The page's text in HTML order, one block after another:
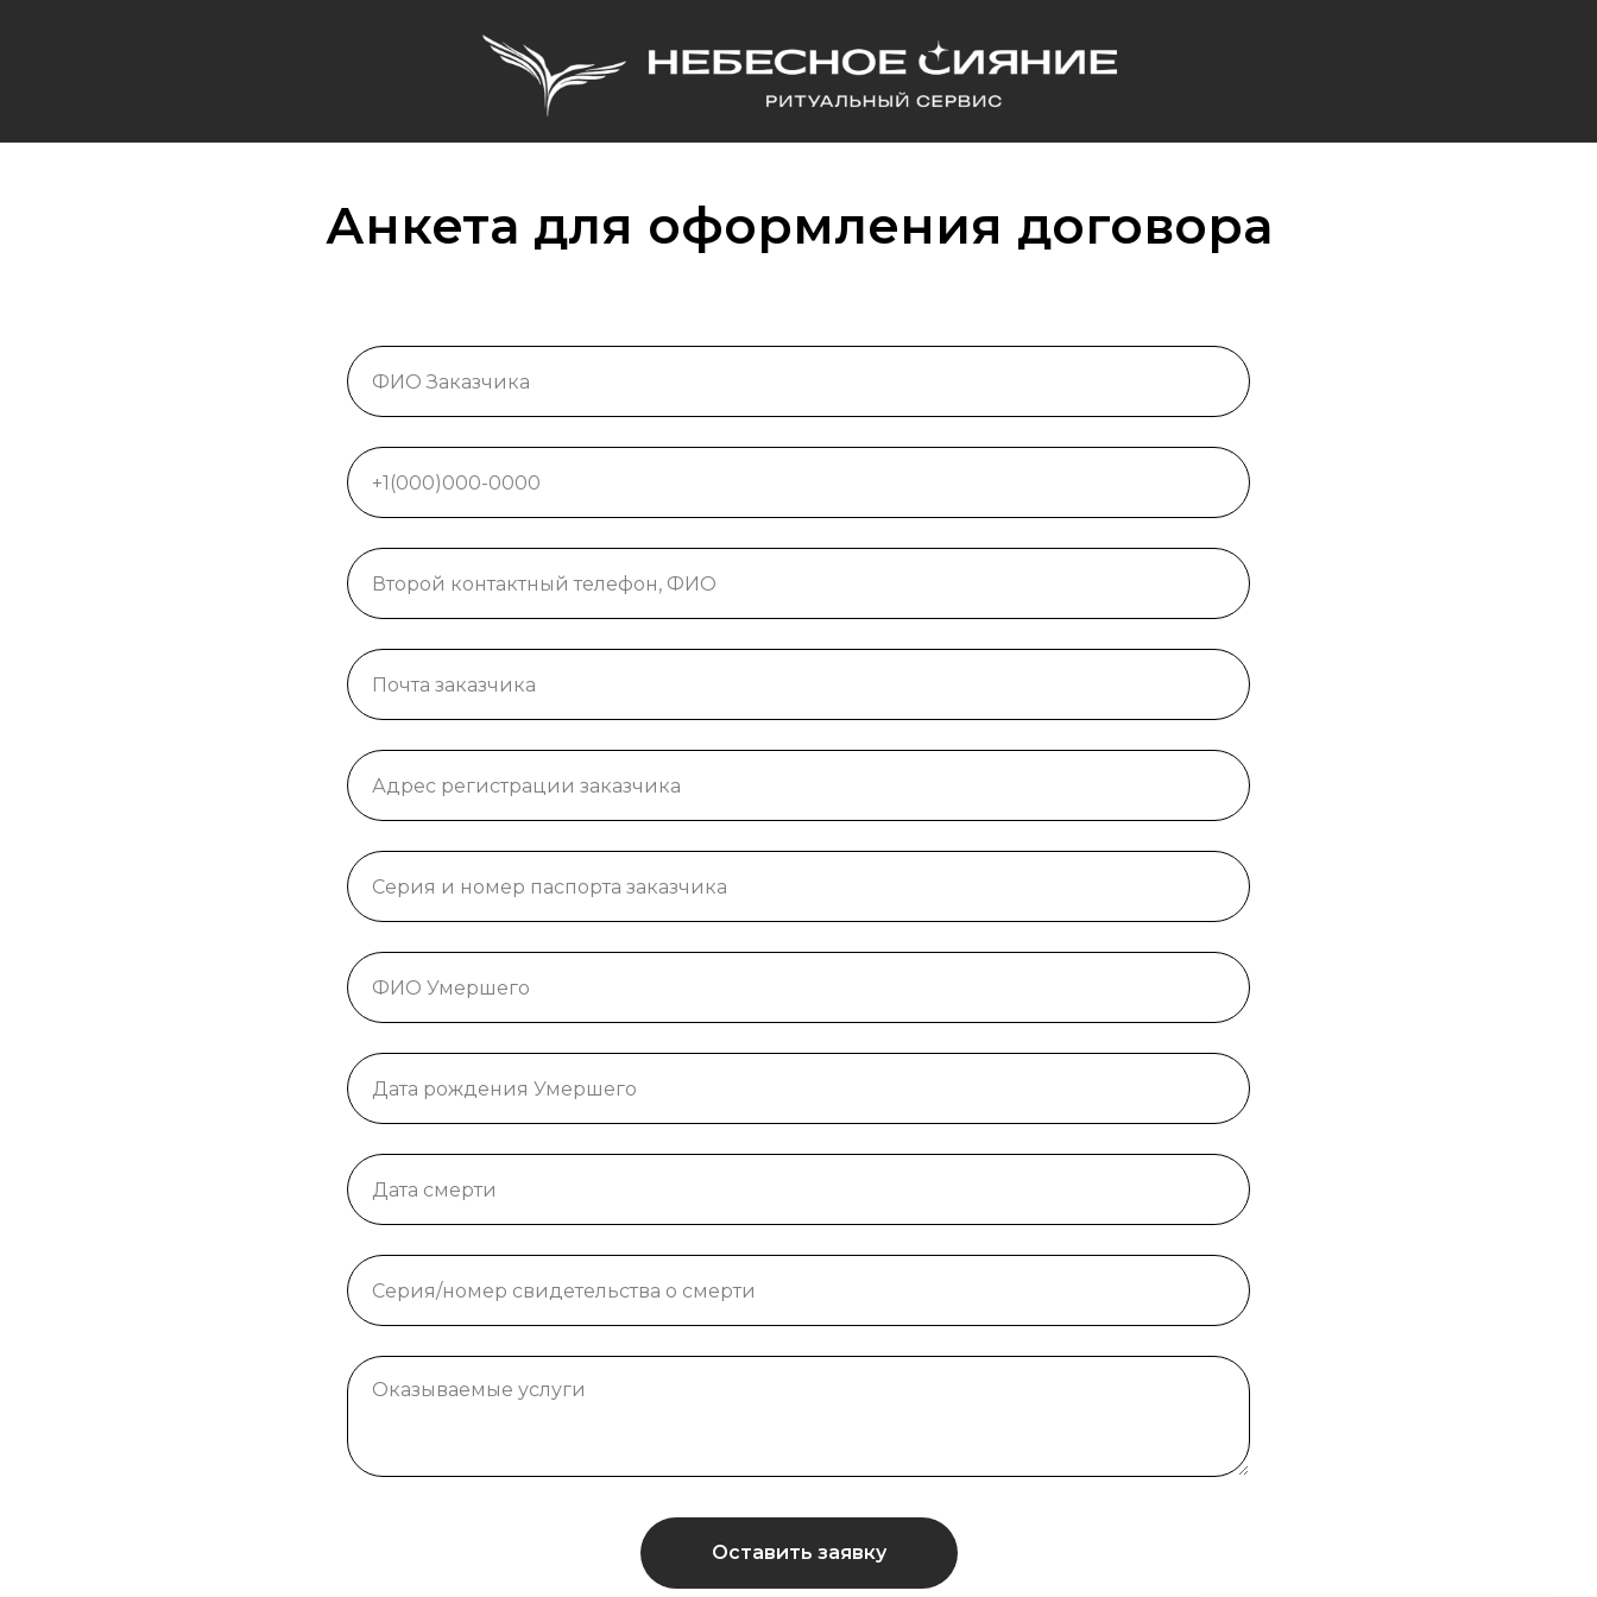
Анкета для оформления договора
Оставить заявку